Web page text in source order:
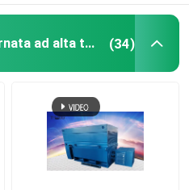
Motore a corrente alternata ad alta tensione (34)